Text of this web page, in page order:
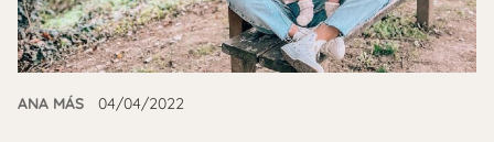
ANA MÁS 04/04/2022